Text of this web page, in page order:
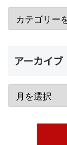
アーカイブ